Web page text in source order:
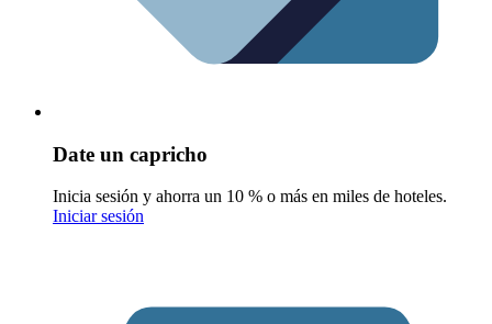
Date un capricho
Inicia sesión y ahorra un 10 % o más en miles de hoteles.
Iniciar sesión